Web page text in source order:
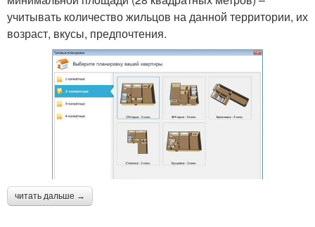
учитывать количество жильцов на данной территории, их
возраст, вкусы, предпочтения.
читать дальше →